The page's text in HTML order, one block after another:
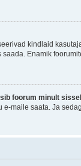
kindlaid
Enamik
foorum minult
maile saata. Ja